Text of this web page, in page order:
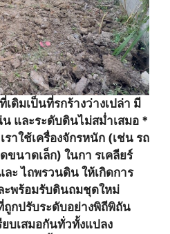
เดิมเป็นที่รกร้างว่างเปล่า มี
และระดับดินไม่สม่ำเสมอ *
ราใช้เครื่องจักรหนัก (เช่น รถ
ขนาดเล็ก) ในกา รเคลียร์
ะ ไถพรวนดิน ให้เกิดการ
ะพร้อมรับดินถมชุดใหม่
กปรับระดับอย่างพิถีพิถัน
ยบเสมอกันทั่วทั้งแปลง